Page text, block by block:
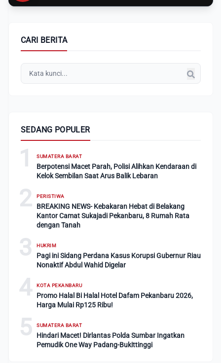
CARI BERITA
SEDANG POPULER
1 SUMATERA BARAT
Berpotensi Macet Parah, Polisi Alihkan Kendaraan di
Kelok Sembilan Saat Arus Balik Lebaran
2 PERISTIWA
BREAKING NEWS- Kebakaran Hebat di Belakang
Kantor Camat Sukajadi Pekanbaru, 8 Rumah Rata
dengan Tanah
3 HUKRIM
Pagi ini Sidang Perdana Kasus Korupsi Gubernur Riau
Nonaktif Abdul Wahid Digelar
4 KOTA PEKANBARU
Promo Halal Bi Halal Hotel Dafam Pekanbaru 2026,
Harga Mulai Rp125 Ribu!
5 SUMATERA BARAT
Hindari Macet! Dirlantas Polda Sumbar Ingatkan
Pemudik One Way Padang-Bukittinggi